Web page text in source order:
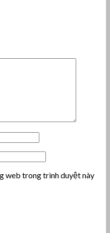
web trong trình duyệt này